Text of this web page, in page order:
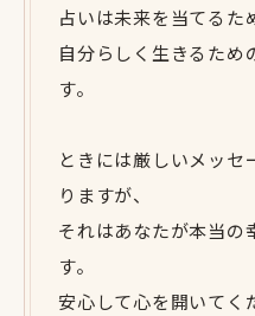
占いは未来を当てるた
自分らしく生きるため
す。
ときには厳しいメッセ
りますが、
それはあなたが本当の
す。
安心して心を開いてく